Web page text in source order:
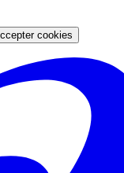
cookies